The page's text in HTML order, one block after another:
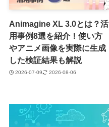
Animagine XL 3.0とは？活
用事例8選を紹介！使い方
やアニメ画像を実際に生成
した検証結果も解説
2026-07-09 2026-08-06